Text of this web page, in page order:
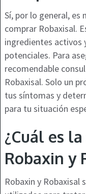
Sí, por lo general, es
comprar Robaxisal.
ingredientes activos
potenciales. Para
recomendable
Robaxisal. Solo un
tus síntomas y
para tu situación
¿Cuál es
Robaxin y
Robaxin y